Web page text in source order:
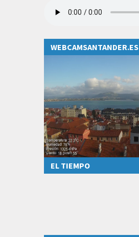
WEBCAMSANTANDER.ES
EL TIEMPO